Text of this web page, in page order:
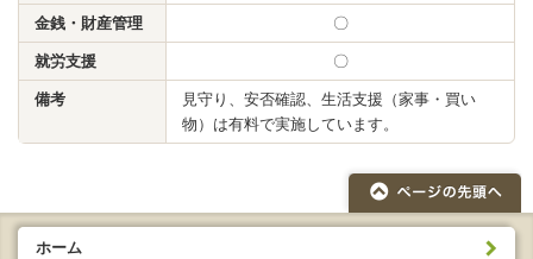
金銭・財産管理 〇
就労支援 〇
備考
見守り、安否確認、生活支援（家事・買い
物）は有料で実施しています。
ホーム